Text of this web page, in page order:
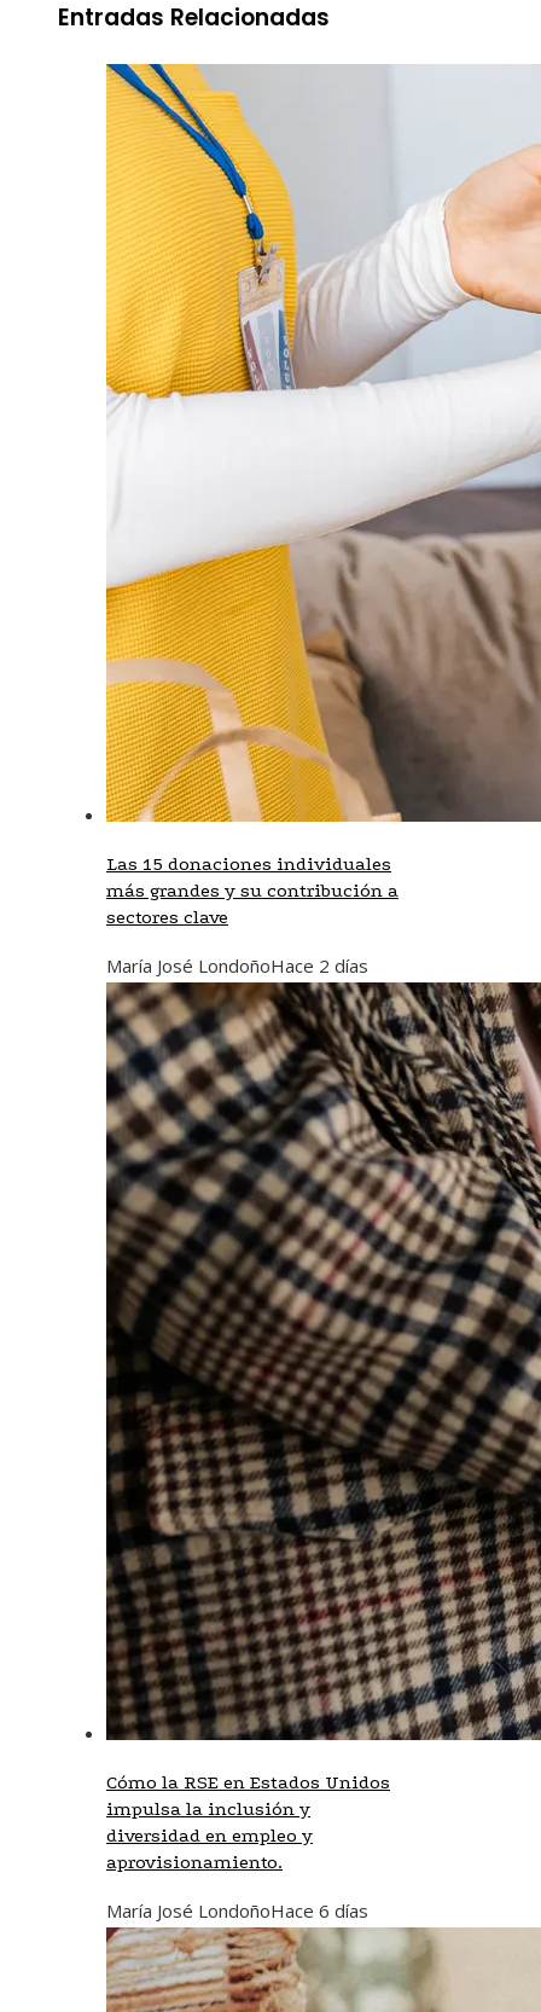
Entradas Relacionadas
Las 15 donaciones individuales
más grandes y su contribución a
sectores clave
María José LondoñoHace 2 días
Cómo la RSE en Estados Unidos
impulsa la inclusión y
diversidad en empleo y
aprovisionamiento.
María José LondoñoHace 6 días